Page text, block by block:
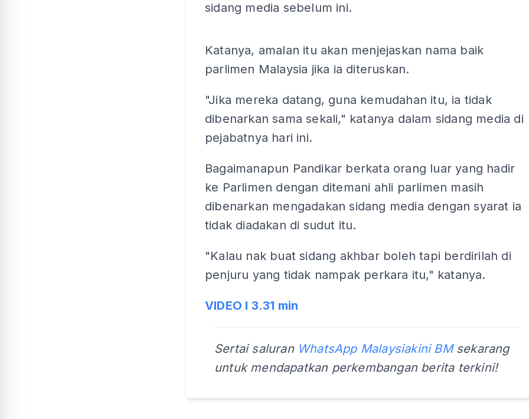
sidang media sebelum ini.
Katanya, amalan itu akan menjejaskan nama baik
parlimen Malaysia jika ia diteruskan.
"Jika mereka datang, guna kemudahan itu, ia tidak
dibenarkan sama sekali," katanya dalam sidang media di
pejabatnya hari ini.
Bagaimanapun Pandikar berkata orang luar yang hadir
ke Parlimen dengan ditemani ahli parlimen masih
dibenarkan mengadakan sidang media dengan syarat ia
tidak diadakan di sudut itu.
"Kalau nak buat sidang akhbar boleh tapi berdirilah di
penjuru yang tidak nampak perkara itu," katanya.
VIDEO l 3.31 min
Sertai saluran WhatsApp Malaysiakini BMsekarang
untuk mendapatkan perkembangan berita terkini!